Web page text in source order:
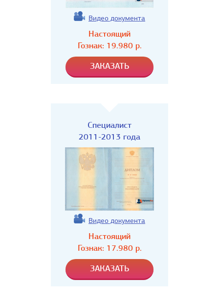
Видео документа
Настоящий
Гознак: 19.980р.
Специалист
2011-2013 года
Видео документа
Настоящий
Гознак: 17.980р.